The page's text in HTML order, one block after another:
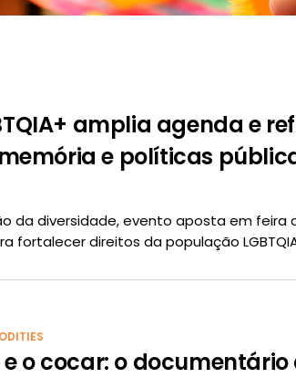
amplia agenda e
e políticas
da diversidade, evento aposta em feira
fortalecer direitos da população
e o cocar: o